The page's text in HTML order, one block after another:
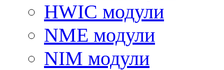
HWIC модули
NME модули
NIM модули